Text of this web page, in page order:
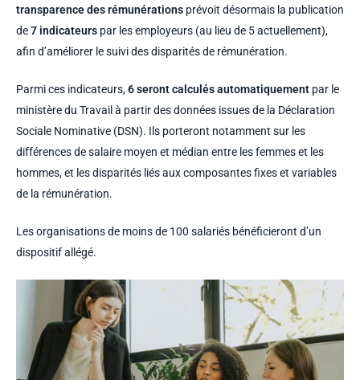
transparence des rémunérations prévoit désormais la publication
de7 indicateurs par les employeurs (au lieu de 5 actuellement),
afin d’améliorer le suivi des disparités de rémunération.
Parmi ces indicateurs,6 seront calculés automatiquement par le
ministère du Travail à partir des données issues de la Déclaration
Sociale Nominative (DSN). Ils porteront notamment sur les
différences de salaire moyen et médian entre les femmes et les
hommes, et les disparités liés aux composantes fixes et variables
de la rémunération.
Les organisations de moins de 100 salariés bénéficieront d’un
dispositif allégé.